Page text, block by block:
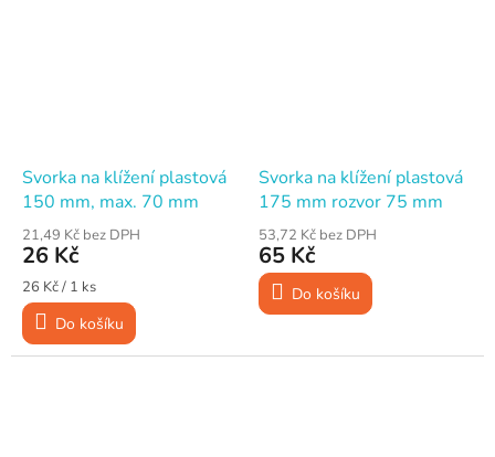
Svorka na klížení plastová
150 mm, max. 70 mm
21,49 Kč bez DPH
26 Kč
Měrná
cena:
26 Kč / 1 ks
Do košíku
Svorka na klížení plastová
175 mm rozvor 75 mm
53,72 Kč bez DPH
65 Kč
Do košíku